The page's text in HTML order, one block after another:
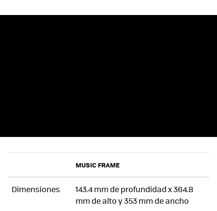
MUSIC FRAME
Dimensiones
143.4 mm de profundidad x 364.8
mm de alto y 353 mm de ancho